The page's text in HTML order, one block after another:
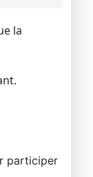
la
participer